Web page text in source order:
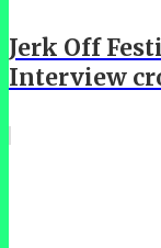
Jerk Off
Interview